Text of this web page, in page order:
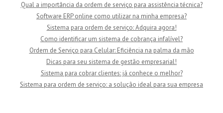
Qual a importância da ordem de serviço para assistência técnica?
Software ERP online como utilizar na minha empresa?
Sistema para ordem de serviço: Adquira agora!
Como identificar um sistema de cobrança infalível?
Ordem de Serviço para Celular: Eficiência na palma da mão
Dicas para seu sistema de gestão empresarial!
Sistema para cobrar clientes: já conhece o melhor?
Sistema para ordem de serviço: a solução ideal para sua empresa